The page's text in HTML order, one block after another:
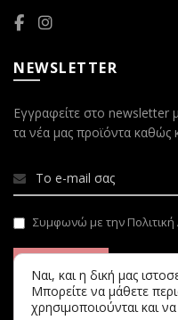
NEWSLETTER
Εγγραφείτε στο newsletter
τα νέα μας προϊόντα καθώς
Συμφωνώ με την
Ναι, και η δική μας
Μπορείτε να μάθετε
χρησιμοποιούνται και